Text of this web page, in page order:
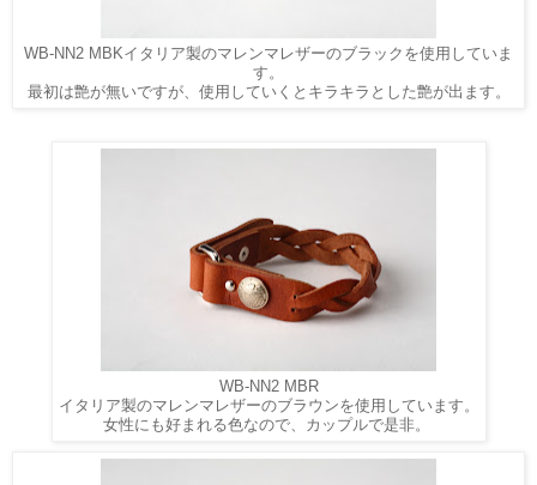
WB-NN2 MBKイタリア製のマレンマレザーのブラックを使用していま
す。
最初は艶が無いですが、使用していくとキラキラとした艶が出ます。
WB-NN2 MBR
イタリア製のマレンマレザーのブラウンを使用しています。
女性にも好まれる色なので、カップルで是非。